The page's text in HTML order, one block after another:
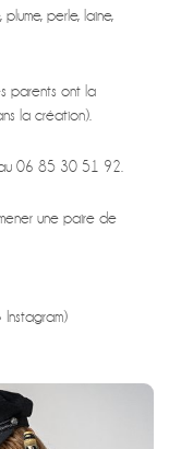
perle, laine,
parents ont la
la création).
06 85 30 51 92.
une paire de